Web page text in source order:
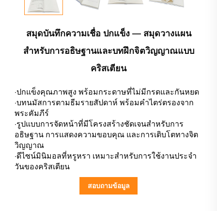
สมุดบันทึกความเชื่อ ปกแข็ง — สมุดวางแผน
สำหรับการอธิษฐานและบทฝึกจิตวิญญาณแบบ
คริสเตียน
·ปกแข็งคุณภาพสูง พร้อมกระดาษที่ไม่มีกรดและกันหยด
·บทนมัสการตามธีมรายสัปดาห์ พร้อมคำไตร่ตรองจาก
พระคัมภีร์
·รูปแบบการจัดหน้าที่มีโครงสร้างชัดเจนสำหรับการ
อธิษฐาน การแสดงความขอบคุณ และการเติบโตทางจิต
วิญญาณ
·ดีไซน์มินิมอลที่หรูหรา เหมาะสำหรับการใช้งานประจำ
วันของคริสเตียน
สอบถามข้อมูล